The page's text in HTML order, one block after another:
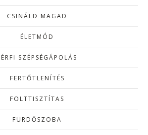
CSINÁLD MAGAD
ÉLETMÓD
SZÉPSÉGÁPOLÁS
FERTŐTLENÍTÉS
FOLTTISZTÍTAS
FÜRDŐSZOBA